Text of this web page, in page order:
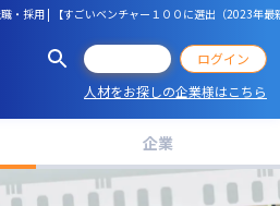
・採用 | 【すごいベンチャー１００に選出（2023年
ログイン
人材をお探しの企業様はこちら
企業